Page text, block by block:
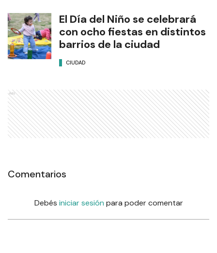
El Día del Niño se celebrará
con ocho fiestas en distintos
barrios de la ciudad
CIUDAD
Ads
Comentarios
Debés iniciar sesión para poder comentar